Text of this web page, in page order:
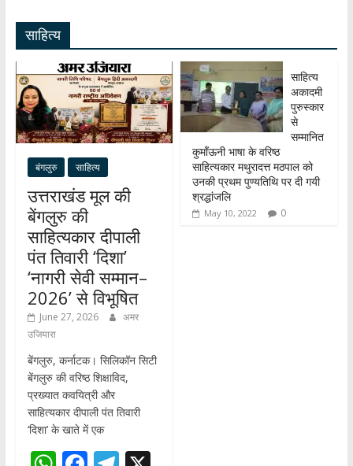
A
p
p
o
k
m
e
dI
n
साहित्य
बंगलुरु साहित्य
उत्तराखंड मूल की
बेंगलुरु की
साहित्यकार दीपाली
पंत तिवारी ‘दिशा’
‘नागरी सेवी सम्मान–
2026’ से विभूषित
June 27, 2026
अमर
उजियारा
बेंगलुरु, कर्नाटक। सिलिकॉन सिटी
बेंगलुरु की वरिष्ठ शिक्षाविद,
प्रख्यात कवयित्री और
साहित्यकार दीपाली पंत तिवारी
‘दिशा’ के खाते में एक
साहित्य
अकादमी
पुरुस्कार
से
सम्मानित
कुमाँऊनी भाषा के वरिष्ठ
साहित्यकार मथुरादत्त मठपाल को
उनकी प्रथम पुण्यतिथि पर दी गयी
श्रद्धांजलि
May 10, 2022 0